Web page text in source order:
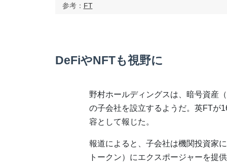
参考： FT
DeFiやNFTも視野に
野村ホールディングスは、暗号資産
の子会社を設立するようだ。英FTが
容として報じた。
報道によると、子会社は機関投資家
トークン）にエクスポージャーを提